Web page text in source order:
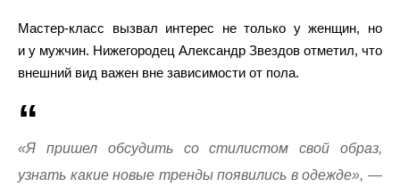
Мастер-класс вызвал интерес не только у женщин, но
и у мужчин. Нижегородец Александр Звездов отметил, что
внешний вид важен вне зависимости от пола.
«Я пришел обсудить со стилистом свой образ,
узнать какие новые тренды появились в одежде», —